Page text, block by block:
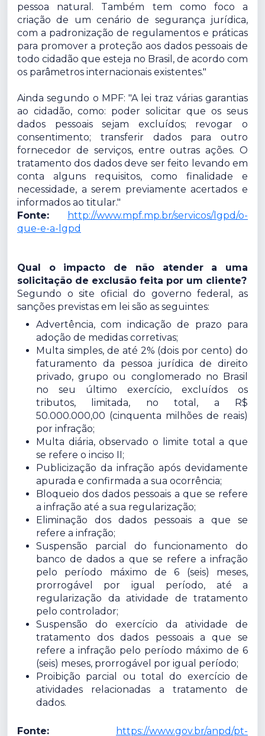
pessoa natural. Também tem como foco a
criação de um cenário de segurança jurídica,
com a padronização de regulamentos e práticas
para promover a proteção aos dados pessoais de
todo cidadão que esteja no Brasil, de acordo com
os parâmetros internacionais existentes."
Ainda segundo o MPF: "A lei traz várias garantias
ao cidadão, como: poder solicitar que os seus
dados pessoais sejam excluídos; revogar o
consentimento; transferir dados para outro
fornecedor de serviços, entre outras ações. O
tratamento dos dados deve ser feito levando em
conta alguns requisitos, como finalidade e
necessidade, a serem previamente acertados e
informados ao titular."
Fonte:
http://www.mpf.mp.br/servicos/lgpd/o-
que-e-a-lgpd
Qual o impacto de não atender a uma
solicitação de exclusão feita por um cliente?
Segundo o site oficial do governo federal, as
sanções previstas em lei são as seguintes:
Advertência, com indicação de prazo para
adoção de medidas corretivas;
Multa simples, de até 2% (dois por cento) do
faturamento da pessoa jurídica de direito
privado, grupo ou conglomerado no Brasil
no seu último exercício, excluídos os
tributos, limitada, no total, a R$
50.000.000,00 (cinquenta milhões de reais)
por infração;
Multa diária, observado o limite total a que
se refere o inciso II;
Publicização da infração após devidamente
apurada e confirmada a sua ocorrência;
Bloqueio dos dados pessoais a que se refere
a infração até a sua regularização;
Eliminação dos dados pessoais a que se
refere a infração;
Suspensão parcial do funcionamento do
banco de dados a que se refere a infração
pelo período máximo de 6 (seis) meses,
prorrogável por igual período, até a
regularização da atividade de tratamento
pelo controlador;
Suspensão do exercício da atividade de
tratamento dos dados pessoais a que se
refere a infração pelo período máximo de 6
(seis) meses, prorrogável por igual período;
Proibição parcial ou total do exercício de
atividades relacionadas a tratamento de
dados.
Fonte: https://www.gov.br/anpd/pt-